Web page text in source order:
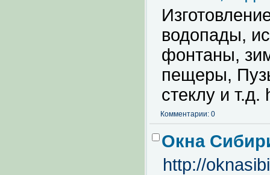
водопады,
фонтаны,
пещеры,
стеклу и
Комментарии: 0
Окна
http://